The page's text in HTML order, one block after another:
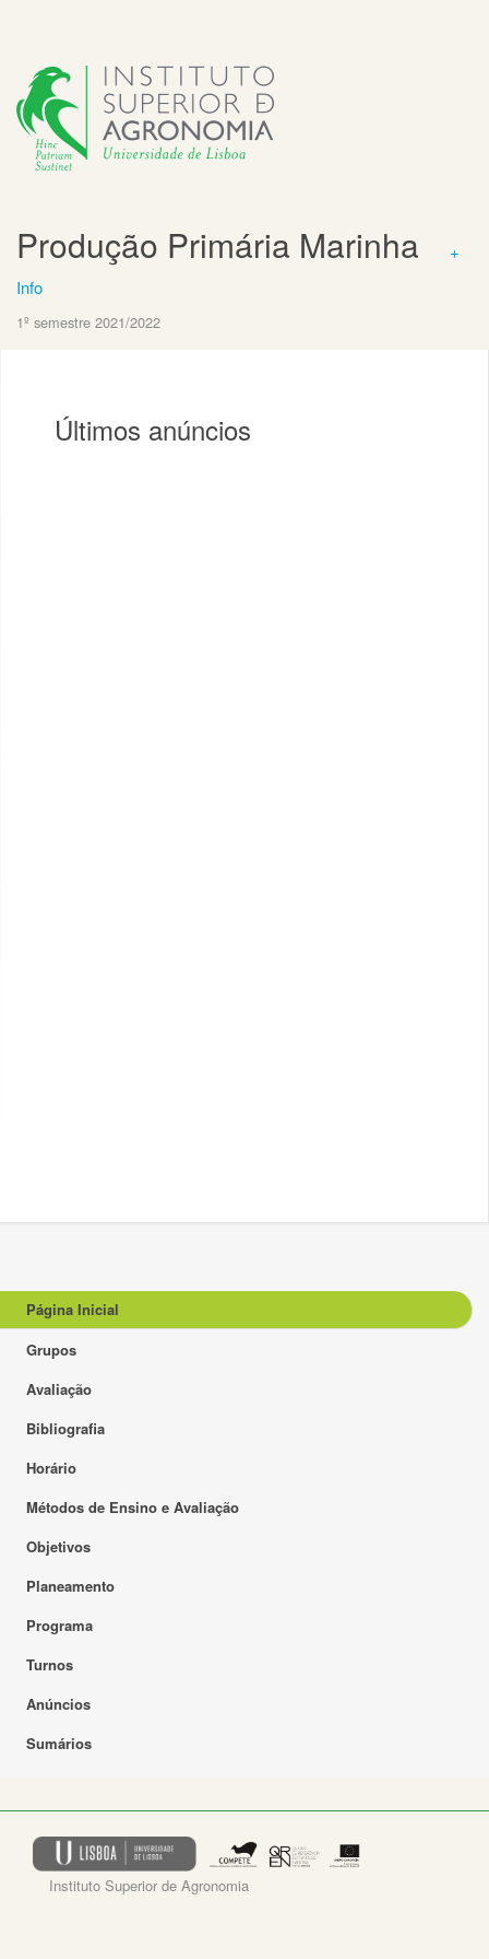
Produção Primária Marinha
+
Info
1º semestre 2021/2022
Últimos anúncios
Página Inicial
Grupos
Avaliação
Bibliografia
Horário
Métodos de Ensino e Avaliação
Objetivos
Planeamento
Programa
Turnos
Anúncios
Sumários
Instituto Superior de Agronomia